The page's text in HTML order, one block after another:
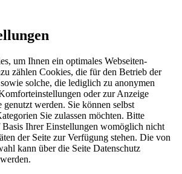
um Ihnen ein optimales Webseiten-
zählen Cookies, die für den Betrieb der
solche, die lediglich zu anonymen
oder zur Anzeige
genutzt werden. Sie können selbst
Sie zulassen möchten. Bitte
Basis Ihrer Einstellungen womöglich nicht
der Seite zur Verfügung stehen. Die von
kann über die Seite Datenschutz